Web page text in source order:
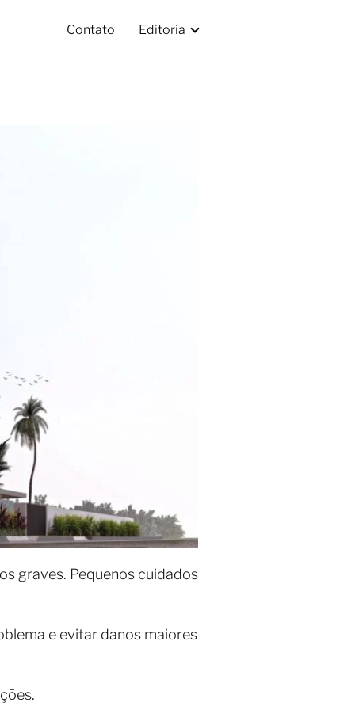
Contato Editoria
graves. Pequenos cuidados
e evitar danos maiores